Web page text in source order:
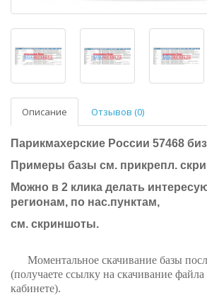
Описание Отзывов (0)
Парикмахерские России 57468
Примеры базы см. прикрепл.
Можно в 2 клика делать
регионам, по нас.пунктам,
см. скриншоты.
Моментальное скачивание базы
(получаете ссылку на скачивание
кабинете).